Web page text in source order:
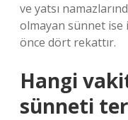
ve yatsı
olmayan sünnet ise
önce dört rekattır.
Hangi
sünneti